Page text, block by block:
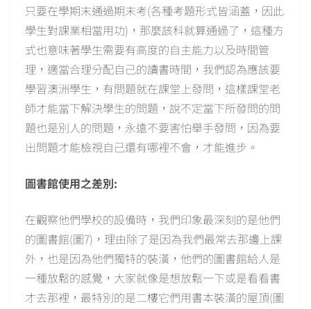
只要在學期末通過期末考(各種考題形式皆涵蓋，因此
學生對課業相當用功)，那麼該科就算通過了，這種方
式也意味著學生需要有高度的自主能力以及時間管
理，適當合理分配自己的讀書時間，我們認為應該要
學習澳洲學生，有問題就在課堂上發問，這樣課堂老
師才能當下解決學生的問題，說不定當下所發問的問
題也是別人的問題，永遠不要害怕舉手發問，因為要
出問題才能檢視自己還有哪裡不會，才能進步。
圖書館使用之差別:
在觀察他們學校的設備時，我們印象最深刻的是他們
的圖書館(圖7)，理由除了是因為我們最常去那邊上課
外，也是因為他們獨特的裝潢，他們的圖書館給人是
一種放鬆的感覺，大家就像是想放鬆一下或是看看書
才去那裡，最特別的是二樓它們用書本裝潢的屋頂(圖